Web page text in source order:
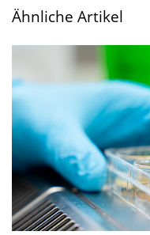
Ähnliche Artikel
vielfältigem
Nahrungsangebot
kann
die
Diversität
in
der
Mikrobengemeinschaft
abnehmen